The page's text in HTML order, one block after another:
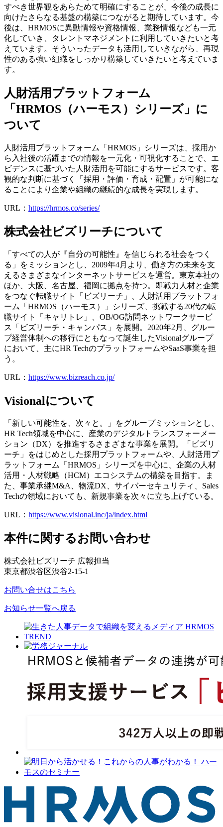
すべき世界観をあらためて明確にすることが、今後の成長に
向けたさらなる基盤の構築につながると期待しています。今
後は、HRMOSに異動情報や資格情報、業務情報なども一元
化していき、タレントマネジメントに利用していきたいと考
えています。そういったデータも活用していきながら、再現
性のある強い組織をしっかり構築していきたいと考えていま
す。
人財活用プラットフォーム
「HRMOS（ハーモス）シリーズ」に
ついて
人財活用プラットフォーム「HRMOS」シリーズは、採用か
ら入社後の活躍までの情報を一元化・可視化することで、エ
ビデンスに基づいた人財活用を可能にするサービスです。客
観的な判断に基づく「採用・評価・育成・配置」が可能にな
ることにより企業や組織の継続的な成長を実現します。
URL： https://hrmos.co/series/
株式会社ビズリーチについて
「すべての人が『自分の可能性』を信じられる社会をつく
る」をミッションとし、2009年4月より、働き方の未来を支
えるさまざまなインターネットサービスを運営。東京本社の
ほか、大阪、名古屋、福岡に拠点を持つ。即戦力人材と企業
をつなぐ転職サイト「ビズリーチ」、人財活用プラットフォ
ーム「HRMOS（ハーモス）」シリーズ、挑戦する20代の転
職サイト「キャリトレ」、OB/OG訪問ネットワークサービ
ス「ビズリーチ・キャンパス」を展開。2020年2月、グルー
プ経営体制への移行にともなって誕生したVisionalグループ
において、主にHR TechのプラットフォームやSaaS事業を担
う。
URL： https://www.bizreach.co.jp/
Visionalについて
「新しい可能性を、次々と。」をグループミッションとし、
HR Tech領域を中心に、産業のデジタルトランスフォーメー
ション（DX）を推進するさまざまな事業を展開。「ビズリ
ーチ」をはじめとした採用プラットフォームや、人財活用プ
ラットフォーム「HRMOS」シリーズを中心に、企業の人材
活用・人材戦略（HCM）エコシステムの構築を目指す。ま
た、事業承継M&A、物流DX、サイバーセキュリティ、Sales
Techの領域においても、新規事業を次々に立ち上げている。
URL： https://www.visional.inc/ja/index.html
本件に関するお問い合わせ
株式会社ビズリーチ 広報担当
東京都渋谷区渋谷2-15-1
お問い合せはこちら
お知らせ一覧へ戻る